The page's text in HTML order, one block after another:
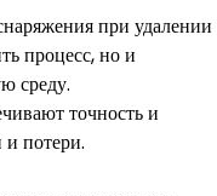
при удалении
процесс, но и
среду.
точность и
и потери.